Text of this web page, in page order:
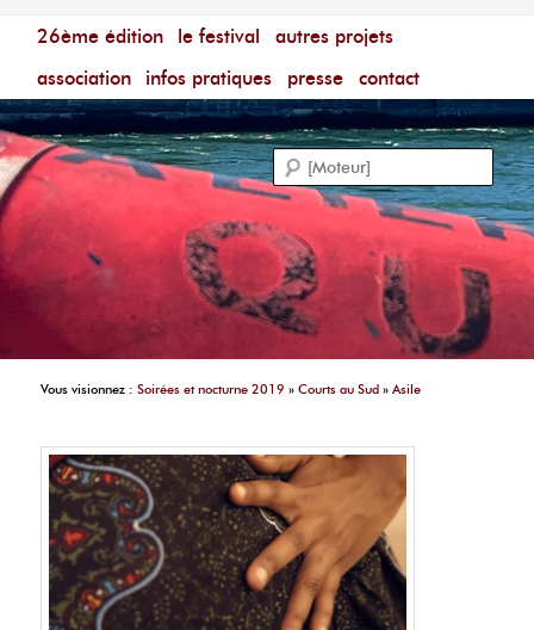
Menu principal
aller au contenu principal
aller au contenu secondaire
26ème édition le festival
autres projets
association
infos pratiques presse contact
Festival du Film Court Francophone – [Un poing c'est
Vous visionnez :Soirées et nocturne 2019 »Courts au Sud »Asile